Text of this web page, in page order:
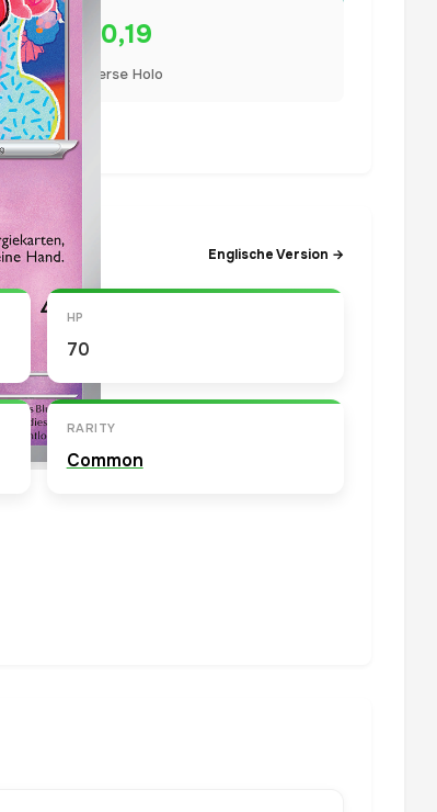
€0,19
Reverse Holo
Englische Version →
HP
70
RARITY
Common